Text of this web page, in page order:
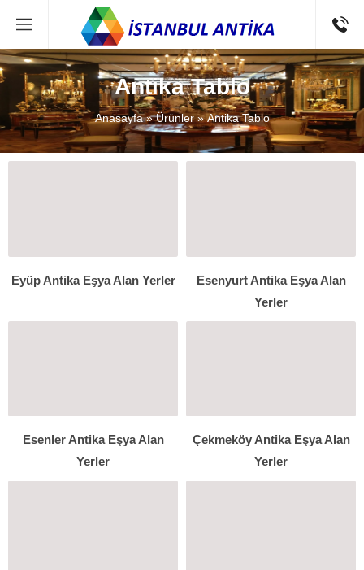
Antika Tablo
Anasayfa»Ürünler»Antika Tablo
Eyüp Antika Eşya Alan Yerler
Esenyurt Antika Eşya Alan
Yerler
Esenler Antika Eşya Alan
Yerler
Çekmeköy Antika Eşya Alan
Yerler